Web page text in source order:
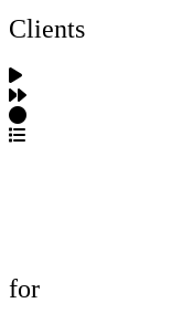
Clients
for